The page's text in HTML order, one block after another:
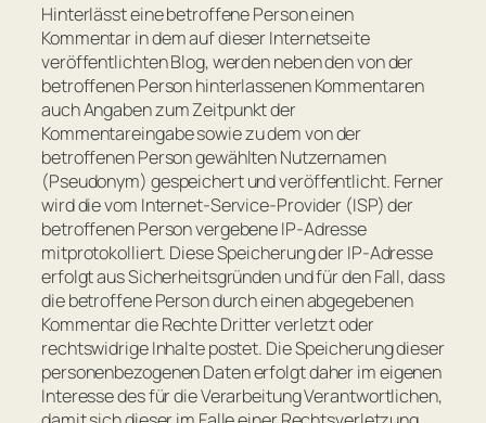
Hinterlässt eine betroffene Person einen
Kommentar in dem auf dieser Internetseite
veröffentlichten Blog, werden neben den von der
betroffenen Person hinterlassenen Kommentaren
auch Angaben zum Zeitpunkt der
Kommentareingabe sowie zu dem von der
betroffenen Person gewählten Nutzernamen
(Pseudonym) gespeichert und veröffentlicht. Ferner
wird die vom Internet-Service-Provider (ISP) der
betroffenen Person vergebene IP-Adresse
mitprotokolliert. Diese Speicherung der IP-Adresse
erfolgt aus Sicherheitsgründen und für den Fall, dass
die betroffene Person durch einen abgegebenen
Kommentar die Rechte Dritter verletzt oder
rechtswidrige Inhalte postet. Die Speicherung dieser
personenbezogenen Daten erfolgt daher im eigenen
Interesse des für die Verarbeitung Verantwortlichen,